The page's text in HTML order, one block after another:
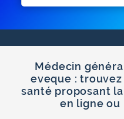
Médecin
eveque :
santé proposant
en ligne ou